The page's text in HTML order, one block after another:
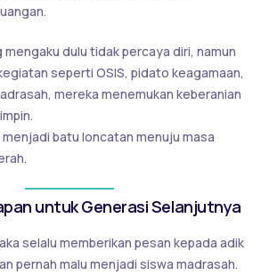
mengaku dulu tidak percaya diri, namun
seperti OSIS, pidato keagamaan,
mereka menemukan keberanian
batu loncatan menuju masa
untuk Generasi Selanjutnya
selalu memberikan pesan kepada adik
pernah malu menjadi siswa madrasah.